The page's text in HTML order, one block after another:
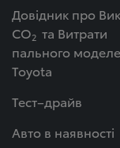
Довідник про
СО2 та Витрати
пального
Toyota
Тест–драйв
Авто в наявності